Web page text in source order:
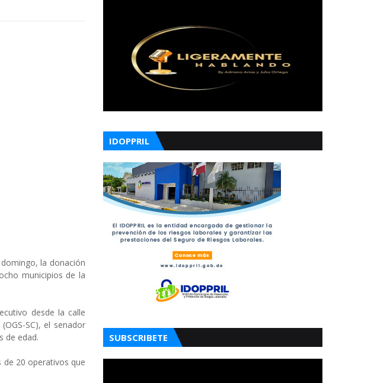
la donación
municipios de la
desde la calle
SC), el senador
de edad.
de 20 operativos que
IDOPPRIL
SUBSCRIBETE